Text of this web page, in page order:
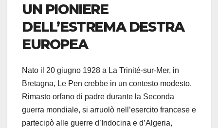
UN PIONIERE
DELL’ESTREMA DESTRA
EUROPEA
Nato il 20 giugno 1928 a La Trinité-sur-Mer, in
Bretagna, Le Pen crebbe in un contesto modesto.
Rimasto orfano di padre durante la Seconda
guerra mondiale, si arruolò nell’esercito francese e
partecipò alle guerre d’Indocina e d’Algeria,